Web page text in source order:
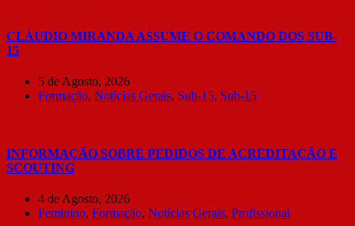
CLÁUDIO MIRANDA ASSUME O COMANDO DOS SUB-
15
5 de Agosto, 2026
Formação, Notícias Gerais, Sub-15, Sub-15
INFORMAÇÃO SOBRE PEDIDOS DE ACREDITAÇÃO E
SCOUTING
4 de Agosto, 2026
Feminino, Formação, Notícias Gerais, Profissional